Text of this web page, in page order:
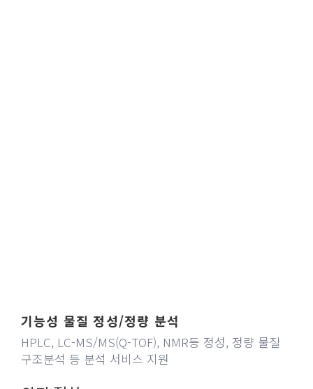
기능성 물질 정성/정량 분석
HPLC, LC-MS/MS(Q-TOF), NMR등 정성, 정량 물질
구조분석 등 분석 서비스 지원